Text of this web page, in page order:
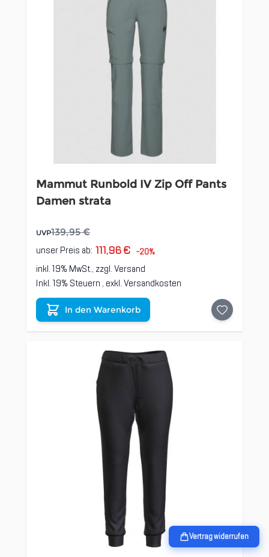
Mammut Runbold IV Zip Off Pants
Damen strata
UVP139,95 €
unser Preis ab: 111,96 € -20%
inkl. 19% MwSt., zzgl.Versand
Inkl. 19% Steuern , exkl.Versandkosten
In den Warenkorb
Vertrag widerrufen